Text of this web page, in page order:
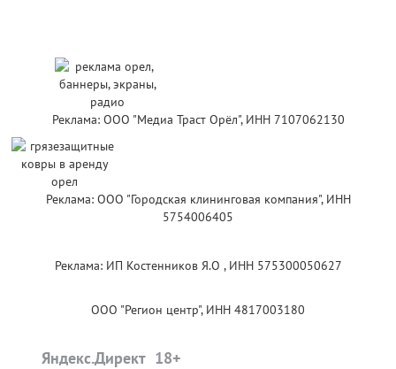
Реклама: ООО "Медиа Траст Орёл", ИНН 7107062130
Реклама: ООО "Городская клининговая компания", ИНН
5754006405
Реклама: ИП Костенников Я.О , ИНН 575300050627
ООО "Регион центр", ИНН 4817003180
Яндекс.Директ